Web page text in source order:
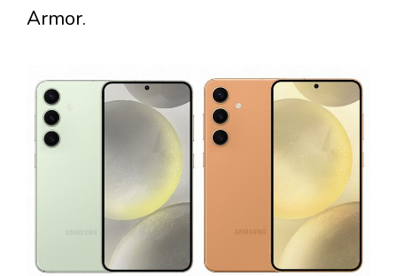
Armor.